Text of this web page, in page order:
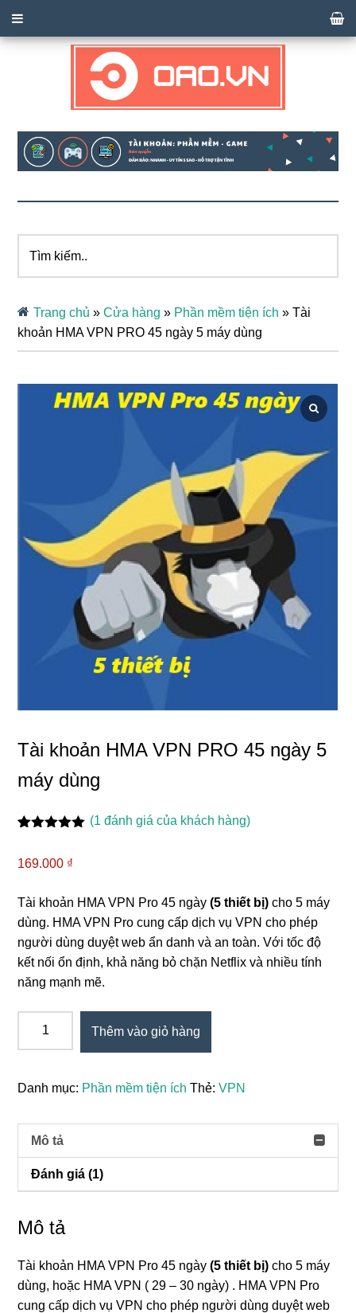
kiếm..
Trang chủ »Cửa hàng » Phần mềm tiện ích »Tài
khoản HMA VPN PRO 45 ngày 5 máy dùng
Tài khoản HMA VPN PRO 45 ngày 5
máy dùng
đánh giá
(1 đánh giá của khách hàng)
169.000 ₫
Tài khoản HMA VPN Pro 45 ngày(5 thiết bị) cho 5 máy
dùng. HMA VPN Pro cung cấp dịch vụ VPN cho phép
người dùng duyệt web ẩn danh và an toàn. Với tốc độ
kết nối ổn định, khả năng bỏ chặn Netflix và nhiều tính
năng mạnh mẽ.
VPN
ngày
5
máy
số
Thêm vào giỏ hàng
Danh mục: Phần mềm tiện ích Thẻ:VPN
Mô tả
Đánh giá (1)
Mô tả
Tài khoản HMA VPN Pro 45 ngày(5 thiết bị) cho 5 máy
dùng, hoặc HMA VPN ( 29 – 30 ngày) . HMA VPN Pro
cung cấp dịch vụ VPN cho phép người dùng duyệt web